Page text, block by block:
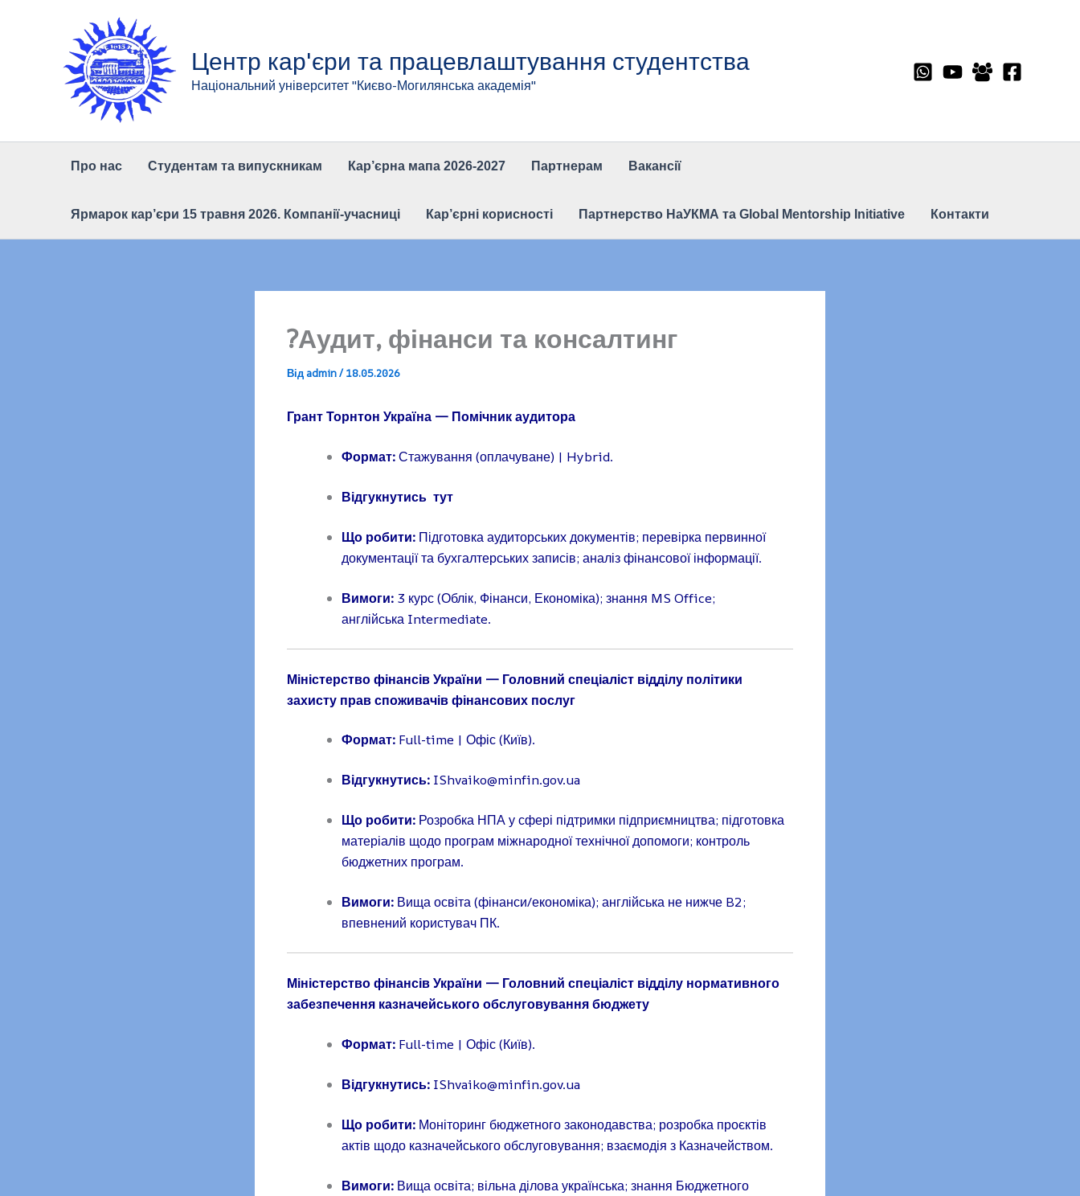
Центр кар'єри та працевлаштування студентства
Національний університет "Києво-Могилянська академія"
Про нас Студентам та випускникам Кар’єрна мапа 2026-2027 Партнерам Вакансії
Ярмарок кар’єри 15 травня 2026. Компанії-учасниці Кар’єрні корисності Партнерство НаУКМА та Global Mentorship Initiative Контакти
?Аудит, фінанси та консалтинг
Від admin/18.05.2026
Грант Торнтон Україна — Помічник аудитора
Формат:Стажування (оплачуване) | Hybrid.
Відгукнутись тут
Що робити: Підготовка аудиторських документів; перевірка первинної
документації та бухгалтерських записів; аналіз фінансової інформації.
Вимоги: 3 курс (Облік, Фінанси, Економіка); знання MS Office;
англійська Intermediate.
Міністерство фінансів України — Головний спеціаліст відділу політики
захисту прав споживачів фінансових послуг
Формат: Full-time | Офіс (Київ).
Відгукнутись: IShvaiko@minfin.gov.ua
Що робити: Розробка НПА у сфері підтримки підприємництва; підготовка
матеріалів щодо програм міжнародної технічної допомоги; контроль
бюджетних програм.
Вимоги: Вища освіта (фінанси/економіка); англійська не нижче B2;
впевнений користувач ПК.
Міністерство фінансів України — Головний спеціаліст відділу нормативного
забезпечення казначейського обслуговування бюджету
Формат: Full-time | Офіс (Київ).
Відгукнутись: IShvaiko@minfin.gov.ua
Що робити: Моніторинг бюджетного законодавства; розробка проєктів
актів щодо казначейського обслуговування; взаємодія з Казначейством.
Вимоги: Вища освіта; вільна ділова українська; знання Бюджетного